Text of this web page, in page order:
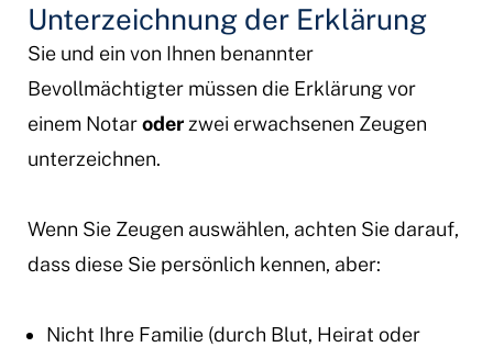
Unterzeichnung der Erklärung
Sie und ein von Ihnen benannter
Bevollmächtigter müssen die Erklärung vor
einem Notaroderzwei erwachsenen Zeugen
unterzeichnen.
Wenn Sie Zeugen auswählen, achten Sie darauf,
dass diese Sie persönlich kennen, aber:
Nicht Ihre Familie (durch Blut, Heirat oder